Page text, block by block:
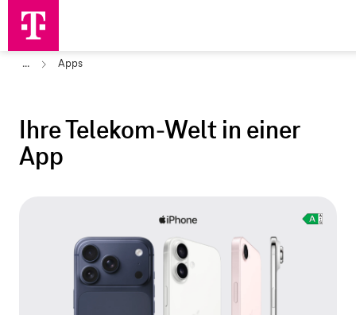
... Apps
Ihre Telekom‑Welt in einer
App